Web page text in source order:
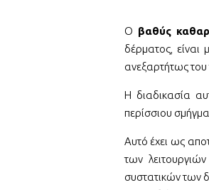
Ο βαθύς
δέρματος,
ανεξαρτήτως του
Η διαδικασία
περίσσιου
Αυτό έχει ως
των
συστατικών των